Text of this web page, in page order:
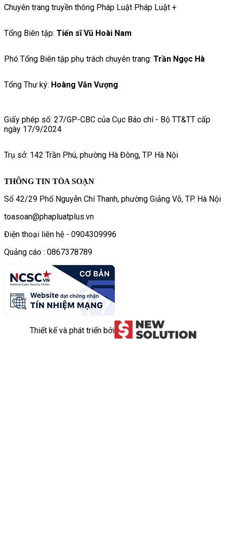
Chuyên trang truyền thông Pháp Luật Pháp Luật +
Tổng Biên tập: Tiến sĩ Vũ Hoài Nam
Phó Tổng Biên tập phụ trách chuyên trang: Trần Ngọc Hà
Tổng Thư ký: Hoàng Văn Vượng
Giấy phép số: 27/GP-CBC của Cục Báo chí - Bộ TT&TT cấp
ngày 17/9/2024
Trụ sở: 142 Trần Phú, phường Hà Đông, TP Hà Nội
THÔNG TIN TÒA SOẠN
Số 42/29 Phố Nguyễn Chí Thanh, phường Giảng Võ, TP. Hà Nội
toasoan@phapluatplus.vn
Điện thoại liên hệ - 0904309996
Quảng cáo : 0867378789
Thiết kế và phát triển bởi